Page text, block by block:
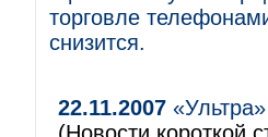
торговле
снизится.
22.11.2007